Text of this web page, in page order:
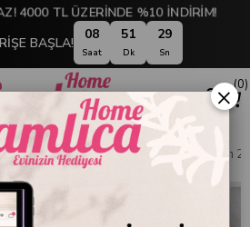
4000 TL ÜZERİNDE %10 İNDİRİM!
BAŞLA!
08
Saat
51
Dk
29
Sn
0
Tekstili Banyo Paspasları HCW Cubin
×